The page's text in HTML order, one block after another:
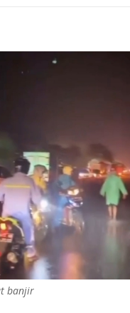
banjir